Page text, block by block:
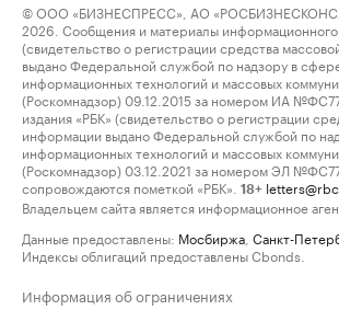
© ООО «БИЗНЕСПРЕСС», АО
2026. Сообщения и материалы информационного
(свидетельство о регистрации средства
выдано Федеральной службой по надзору в
информационных технологий и массовых
(Роскомнадзор) 09.12.2015 за номером ИА
издания «РБК» (свидетельство о регистрации
информации выдано Федеральной службой по
информационных технологий и массовых
(Роскомнадзор) 03.12.2021 за номером ЭЛ
сопровождаются пометкой «РБК».
18+
Владельцем сайта является информационное
Данные предоставлены: Мосбиржа Санкт-
Индексы облигаций предоставлены Cbonds.
Информация об ограничениях